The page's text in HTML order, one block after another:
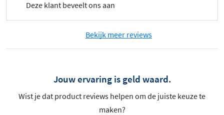
Deze klant beveelt ons aan
Bekijk meer reviews
Jouw ervaring is geld waard.
Wist je dat product reviews helpen om de juiste keuze te
maken?